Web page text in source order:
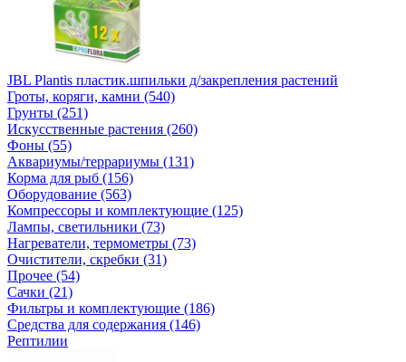
JBL Plantis пластик.шпильки д/закрепления растений
Гроты, коряги, камни (540)
Грунты (251)
Искусственные растения (260)
Фоны (55)
Аквариумы/террариумы (131)
Корма для рыб (156)
Оборудование (563)
Компрессоры и комплектующие (125)
Лампы, светильники (73)
Нагреватели, термометры (73)
Очистители, скребки (31)
Прочее (54)
Сачки (21)
Фильтры и комплектующие (186)
Средства для содержания (146)
Рептилии